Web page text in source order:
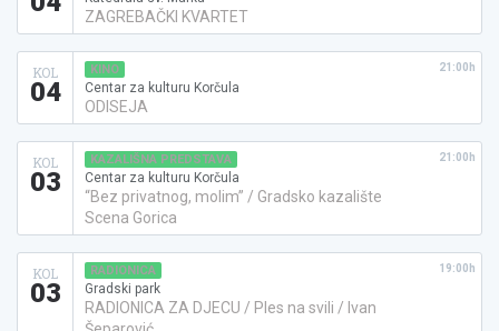
ZAGREBAČKI KVARTET
KOL
04
KINO
Centar za kulturu Korčula
ODISEJA
21:00h
KOL
03
KAZALIŠNA PREDSTAVA
Centar za kulturu Korčula
“Bez privatnog, molim” / Gradsko kazalište
Scena Gorica
21:00h
KOL
03
RADIONICA
Gradski park
RADIONICA ZA DJECU / Ples na svili / Ivan
19:00h